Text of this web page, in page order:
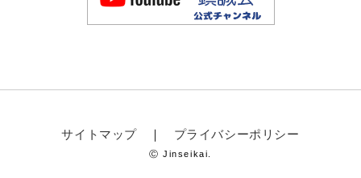
サイトマップ プライバシーポリシー
Ⓒ Jinseikai.